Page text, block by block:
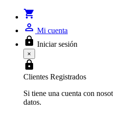
shopping_cart
person_outline Mi cuenta
lock Iniciar sesión
×
lock
Clientes Registrados
Si tiene una cuenta con
datos.